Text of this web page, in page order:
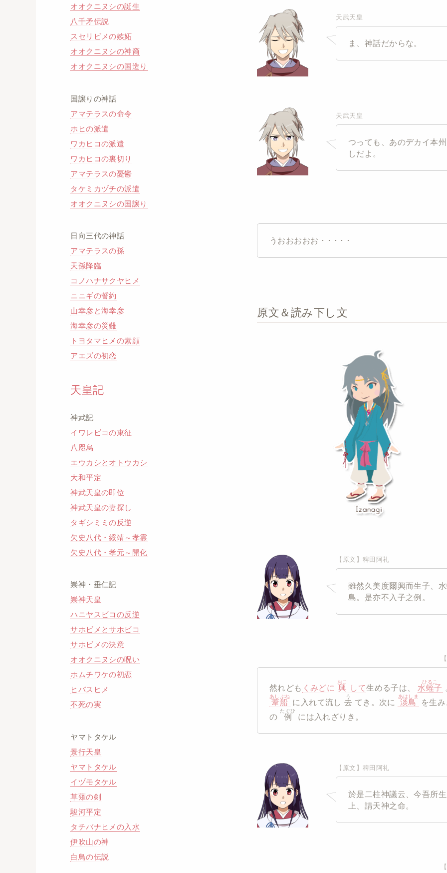
オオクニヌシの誕生
八千矛伝説
スセリビメの嫉妬
オオクニヌシの神裔
オオクニヌシの国造り
国譲りの神話
アマテラスの命令
ホヒの派遣
ワカヒコの派遣
ワカヒコの裏切り
アマテラスの憂鬱
タケミカヅチの派遣
オオクニヌシの国譲り
日向三代の神話
アマテラスの孫
天孫降臨
コノハナサクヤヒメ
ニニギの誓約
山幸彦と海幸彦
海幸彦の災難
トヨタマヒメの素顔
アエズの初恋
天皇記
神武記
イワレビコの東征
八咫烏
エウカシとオトウカシ
大和平定
神武天皇の即位
神武天皇の妻探し
タギシミミの反逆
欠史八代・綏靖～孝霊
欠史八代・孝元～開化
崇神・垂仁記
崇神天皇
ハニヤスビコの反逆
サホビメとサホビコ
サホビメの決意
オオクニヌシの呪い
ホムチワケの初恋
ヒバスヒメ
不死の実
ヤマトタケル
景行天皇
ヤマトタケル
イヅモタケル
草薙の剣
駿河平定
タチバナヒメの入水
伊吹山の神
白鳥の伝説
天武天皇
ま、神話だからな。
天武天皇
つっても、あのデカイ本
しだよ。
うおおおおお ･ ･ ･ ･ ･
原文＆読み下し文
【原文】稗田阿礼
雖然久美度爾興而生子、
島。是亦不入子之例。
然れども くみどに 興
おこ
して生める子は、 水蛭子
ひるこ
葦船
あしぶね
に入れて流し 去
う
てき。次に 淡島
あはしま
を生
の
例
たぐひ
には入れざりき。
【原文】稗田阿礼
於是二柱神議云、今吾所
上、請天神之命。